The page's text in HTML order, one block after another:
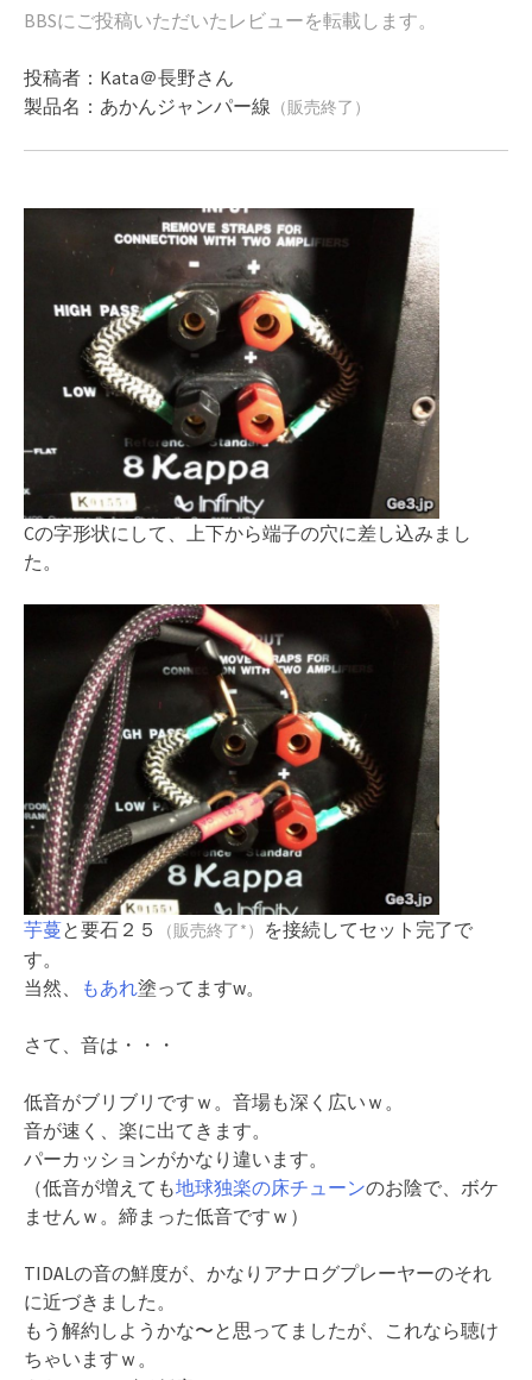
BBSにご投稿いただいた レビューを転載します。
投稿者：Kata＠長野さん
製品名：あかんジャンパー線 （販売終了）
Cの字形状にして、上下から端子の穴に差し込みまし
た。
芋蔓と要石２５ （販売終了*）
を接続してセット完了で
す。
当然、
もあれ塗ってますw。
さて、音は・・・
低音がブリブリですｗ。音場も深く広いｗ。
音が速く、楽に出てきます。
パーカッションがかなり違います。
（低音が増えても地球独楽の床チューンのお陰で、ボケ
ませんｗ。締まった低音ですｗ）
TIDALの音の鮮度が、かなりアナログプレーヤーのそれ
に近づきました。
もう解約しようかな〜と思ってましたが、これなら聴け
ちゃいますｗ。